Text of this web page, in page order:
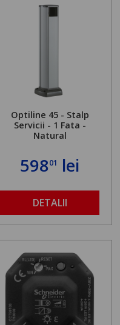
Optiline 45 - Stalp
Servicii - 1 Fata -
Natural
59801 lei
DETALII